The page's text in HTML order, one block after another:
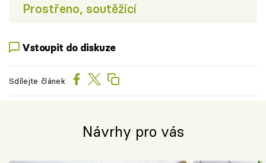
Prostřeno, soutěžící
Vstoupit do diskuze
Sdílejte článek
Návrhy pro vás